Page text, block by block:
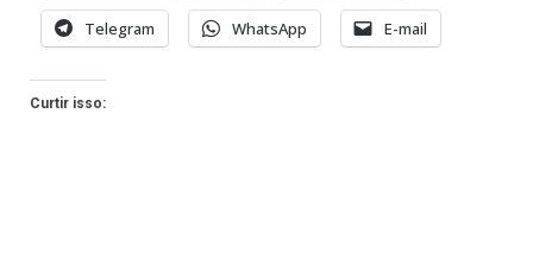
Telegram WhatsApp E-mail
Curtir isso: